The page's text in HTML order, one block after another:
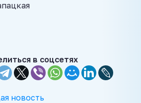
в соцсетях
новость